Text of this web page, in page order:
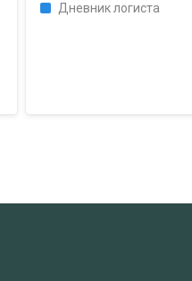
Дневник логиста